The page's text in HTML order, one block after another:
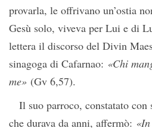
provarla, le offrivano un’ostia
Gesù solo, viveva per Lui e di
lettera il discorso del Divin
sinagoga di Cafarnao: «Chi
me» (Gv 6,57).
Il suo parroco, constatato con
che durava da anni, affermò: